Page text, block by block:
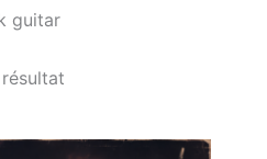
guitar